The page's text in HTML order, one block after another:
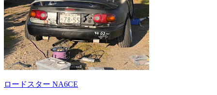
ロードスター NA6CE